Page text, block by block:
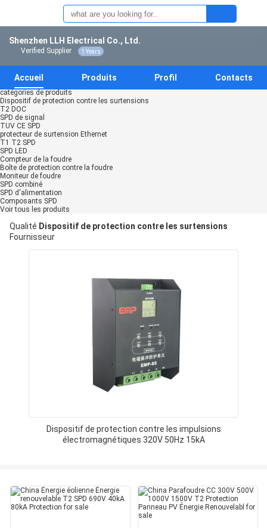
Shenzhen LLH Electrical Co., Ltd.
Verified Supplier 1 Years
Accueil Produits Profil Contacts
catégories de produits
Dispositif de protection contre les surtensions
T2 DOC
SPD de signal
TUV CE SPD
protecteur de surtension Ethernet
T1 T2 SPD
SPD LED
Compteur de la foudre
Boîte de protection contre la foudre
Moniteur de foudre
SPD combiné
SPD d'alimentation
Composants SPD
Voir tous les produits
Qualité Dispositif de protection contre les surtensions
Fournisseur
Dispositif de protection contre les impulsions
électromagnétiques 320V 50Hz 15kA